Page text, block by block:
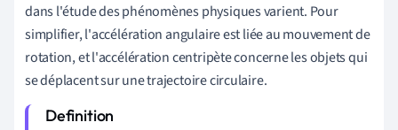
dans l'étude des phénomènes physiques varient. Pour
simplifier, l'accélération angulaire est liée au mouvement de
rotation, et l'accélération centripète concerne les objets qui
se déplacent sur une trajectoire circulaire.